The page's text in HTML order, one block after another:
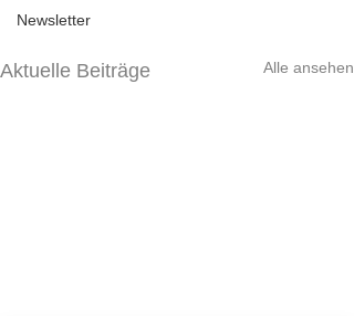
Newsletter
Aktuelle Beiträge Alle ansehen